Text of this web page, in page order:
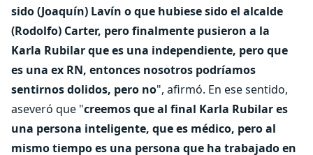
sido (Joaquín) Lavín o que hubiese sido el alcalde
(Rodolfo) Carter, pero finalmente pusieron a la
Karla Rubilar que es una independiente, pero que
es una ex RN, entonces nosotros podríamos
sentirnos dolidos, pero no", afirmó. En ese sentido,
aseveró que "creemos que al final Karla Rubilar es
una persona inteligente, que es médico, pero al
mismo tiempo es una persona que ha trabajado en